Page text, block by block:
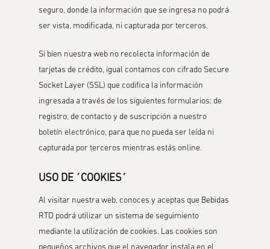
seguro, donde la información que se ingresa no podrá
ser vista, modificada, ni capturada por terceros.
Si bien nuestra web no recolecta información de
tarjetas de crédito, igual contamos con cifrado Secure
Socket Layer (SSL) que codifica la información
ingresada a través de los siguientes formularios: de
registro, de contacto y de suscripción a nuestro
boletín electrónico, para que no pueda ser leída ni
capturada por terceros mientras estás online.
USO DE ´COOKIES´
Al visitar nuestra web, conoces y aceptas que Bebidas
RTD podrá utilizar un sistema de seguimiento
mediante la utilización de cookies. Las cookies son